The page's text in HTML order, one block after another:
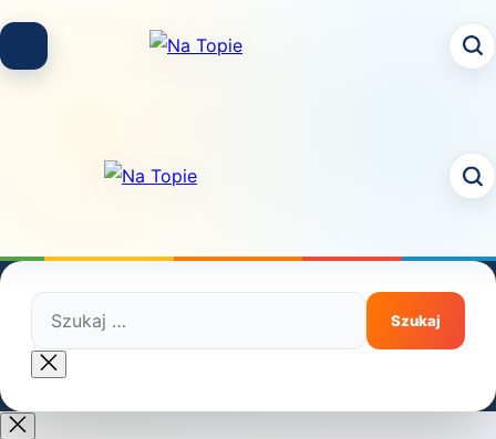
content
Szukaj:
Close
search